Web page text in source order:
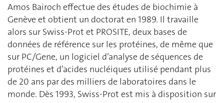
Amos Bairoch effectue des études de biochimie à
Genève et obtient un doctorat en 1989. Il travaille
alors sur Swiss-Prot et PROSITE, deux bases de
données de référence sur les protéines, de même que
sur PC/Gene, un logiciel d’analyse de séquences de
protéines et d’acides nucléiques utilisé pendant plus
de 20 ans par des milliers de laboratoires dans le
monde. Dès 1993, Swiss-Prot est mis à disposition sur